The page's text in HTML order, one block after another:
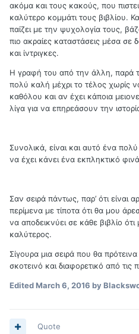
ακόμα και τους κακούς, που
καλύτερο κομμάτι τους βιβλίου.
παίζει με την ψυχολογία τους,
πιο ακραίες καταστάσεις μέσα
και ίντριγκες.
Η γραφή του από την άλλη, παρά
πολύ καλή μέχρι το τέλος χωρίς
καθόλου και αν έχει κάποια
λίγα για να επηρεάσουν την
Συνολικά, είναι και αυτό ένα
να έχει κάνει ένα εκπληκτικό
Σαν σειρά πάντως, παρ’ ότι είναι
περίμενα με τίποτα ότι θα μου
να αποδεικνύει σε κάθε βιβλίο
καλύτερος.
Σίγουρα μια σειρά που θα
σκοτεινό και διαφορετικό από τις
EditedMarch 6, 2016 by
Quote